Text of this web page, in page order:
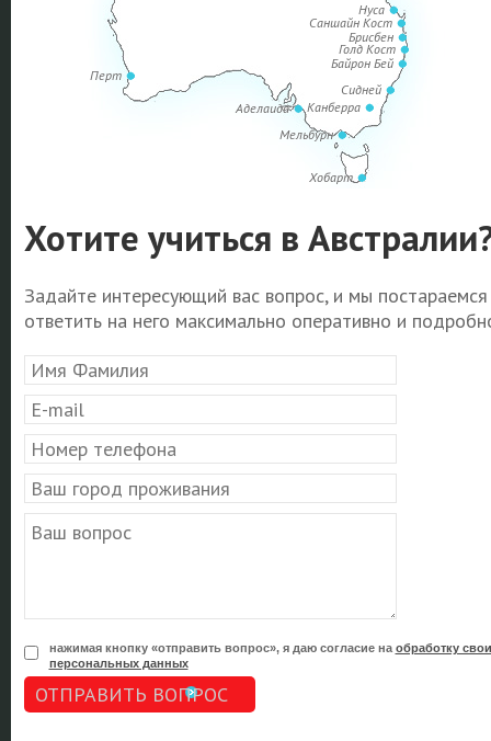
Сидней
Аделаида
Байрон Бей
Брисбен
Голд Кост
Канберра
Мельбурн
Перт
Саншайн Кост
Хобарт
Нуса
Хотите учиться в
Задайте интересующий вас вопрос, и мы постараемся
ответить на него максимально оперативно и
нажимая кнопку «отправить вопрос», я даю согласие на обработку
персональных данных
ОТПРАВИТЬ ВОПРОС